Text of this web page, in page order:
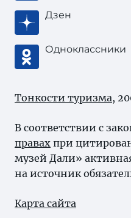
Дзен
Одноклассники
Тонкости туризма,
В соответствии с
правах при
музей Дали»
на источник
Карта сайта